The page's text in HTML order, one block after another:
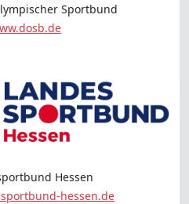
Sportbund
Hessen
hessen.de